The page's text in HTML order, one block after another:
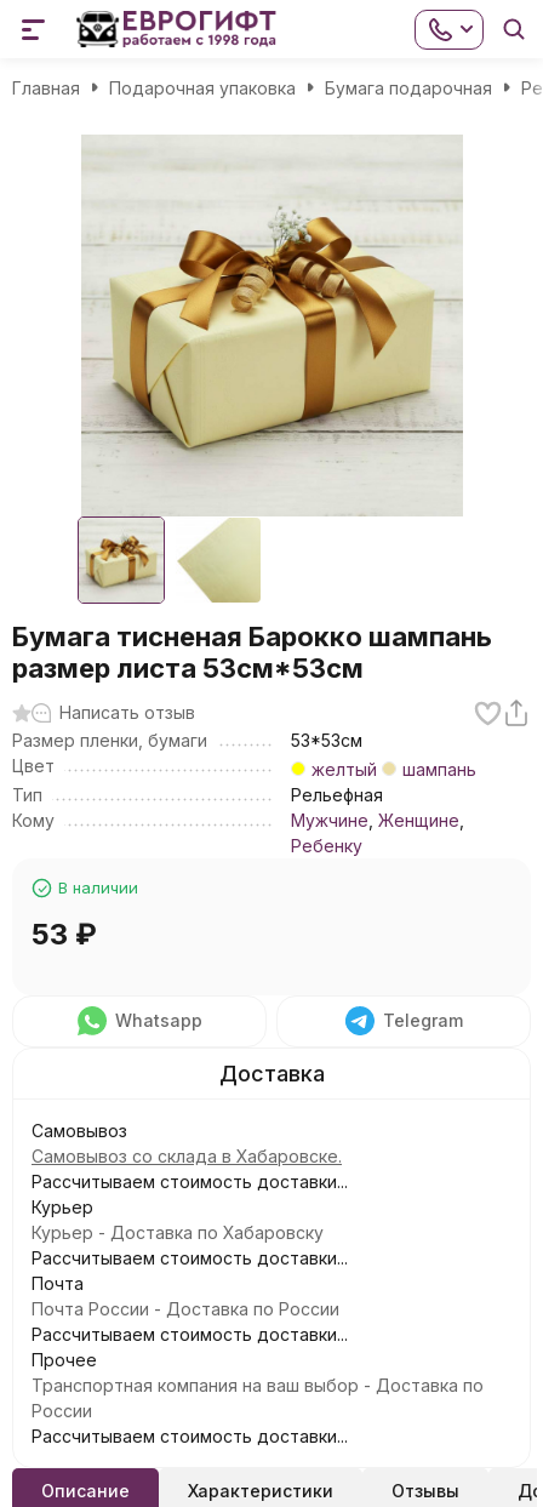
Главная Подарочная упаковка Бумага подарочная
Бумага тисненая Барокко шампань
размер листа 53см*53см
Написать отзыв
Размер пленки, бумаги
53*53см
Цвет
желтый
шампань
Тип
Рельефная
Кому
Мужчине Женщине
Ребенку
В наличии
53 ₽
Whatsapp Telegram
Самовывоз
Самовывоз со склада в Хабаровске.
Рассчитываем стоимость доставки...
Курьер
Курьер - Доставка по Хабаровску
Рассчитываем стоимость доставки...
Почта
Почта России - Доставка по России
Рассчитываем стоимость доставки...
Прочее
Транспортная компания на ваш выбор - Доставка по
России
Рассчитываем стоимость доставки...
Описание Характеристики Отзывы